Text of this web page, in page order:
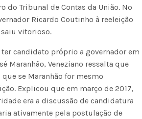
do Tribunal de Contas da União. No
Ricardo Coutinho à reeleição
saiu vitorioso.
candidato próprio a governador em
Maranhão, Veneziano ressalta que
se Maranhão for mesmo
Explicou que em março de 2017,
era a discussão de candidatura
ativamente pela postulação de